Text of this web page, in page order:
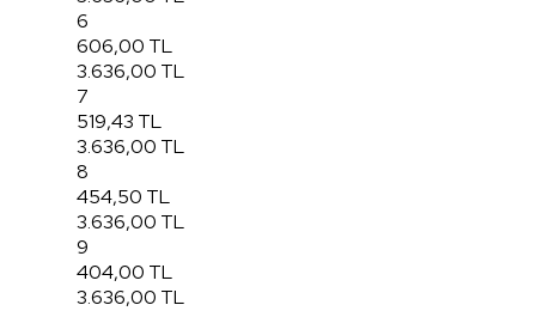
6
606,00 TL
3.636,00 TL
7
519,43 TL
3.636,00 TL
8
454,50 TL
3.636,00 TL
9
404,00 TL
3.636,00 TL